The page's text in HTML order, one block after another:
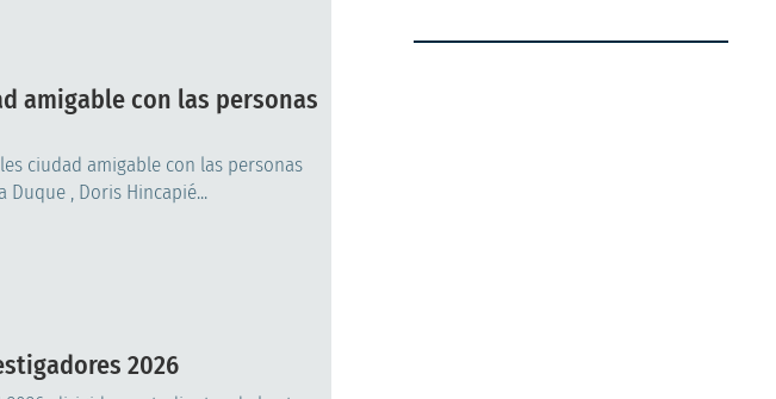
amigable con las personas
ciudad amigable con las personas
, Doris Hincapié...
2026